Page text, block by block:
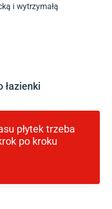
i wytrzymałą
łazienki
płytek trzeba
po kroku